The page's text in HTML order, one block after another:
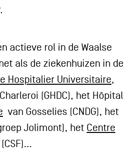
actieve rol in de Waalse
als de ziekenhuizen in de
Hospitalier Universitaire,
(GHDC), het Hôpital
van Gosselies (CNDG), het
Jolimont), het Centre
(CSF)…